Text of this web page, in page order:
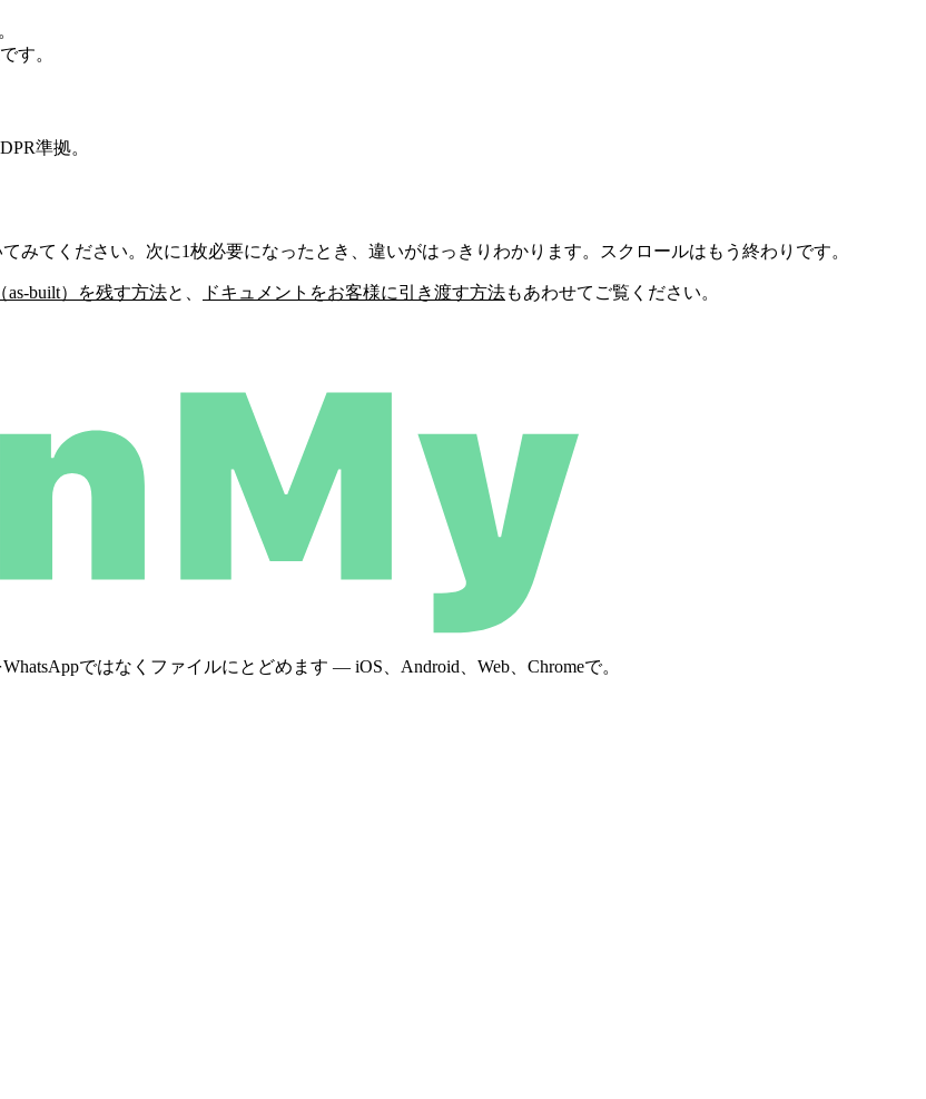
。
す。
準拠。
みてください。次に1枚必要になったとき、違いがはっきりわかります。スクロールはもう終わりです。
built）を残す方法と、 ドキュメントをお客様に引き渡す方法もあわせてご覧ください。
ではなくファイルにとどめます — iOS、Android、Web、Chromeで。